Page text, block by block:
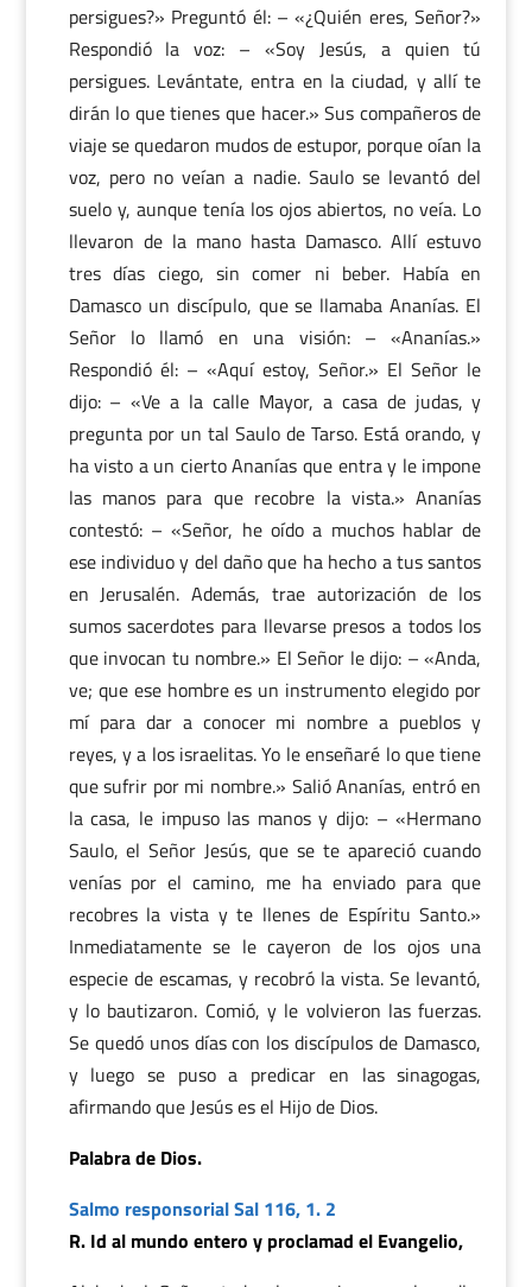
persigues?» Preguntó él: – «¿Quién eres, Señor?»
Respondió la voz: – «Soy Jesús, a quien tú
persigues. Levántate, entra en la ciudad, y allí te
dirán lo que tienes que hacer.» Sus compañeros de
viaje se quedaron mudos de estupor, porque oían la
voz, pero no veían a nadie. Saulo se levantó del
suelo y, aunque tenía los ojos abiertos, no veía. Lo
llevaron de la mano hasta Damasco. Allí estuvo
tres días ciego, sin comer ni beber. Había en
Damasco un discípulo, que se llamaba Ananías. El
Señor lo llamó en una visión: – «Ananías.»
Respondió él: – «Aquí estoy, Señor.» El Señor le
dijo: – «Ve a la calle Mayor, a casa de judas, y
pregunta por un tal Saulo de Tarso. Está orando, y
ha visto a un cierto Ananías que entra y le impone
las manos para que recobre la vista.» Ananías
contestó: – «Señor, he oído a muchos hablar de
ese individuo y del daño que ha hecho a tus santos
en Jerusalén. Además, trae autorización de los
sumos sacerdotes para llevarse presos a todos los
que invocan tu nombre.» El Señor le dijo: – «Anda,
ve; que ese hombre es un instrumento elegido por
mí para dar a conocer mi nombre a pueblos y
reyes, y a los israelitas. Yo le enseñaré lo que tiene
que sufrir por mi nombre.» Salió Ananías, entró en
la casa, le impuso las manos y dijo: – «Hermano
Saulo, el Señor Jesús, que se te apareció cuando
venías por el camino, me ha enviado para que
recobres la vista y te llenes de Espíritu Santo.»
Inmediatamente se le cayeron de los ojos una
especie de escamas, y recobró la vista. Se levantó,
y lo bautizaron. Comió, y le volvieron las fuerzas.
Se quedó unos días con los discípulos de Damasco,
y luego se puso a predicar en las sinagogas,
afirmando que Jesús es el Hijo de Dios.
Palabra de Dios.
Salmo responsorial Sal 116, 1. 2
R. Id al mundo entero y proclamad el Evangelio,